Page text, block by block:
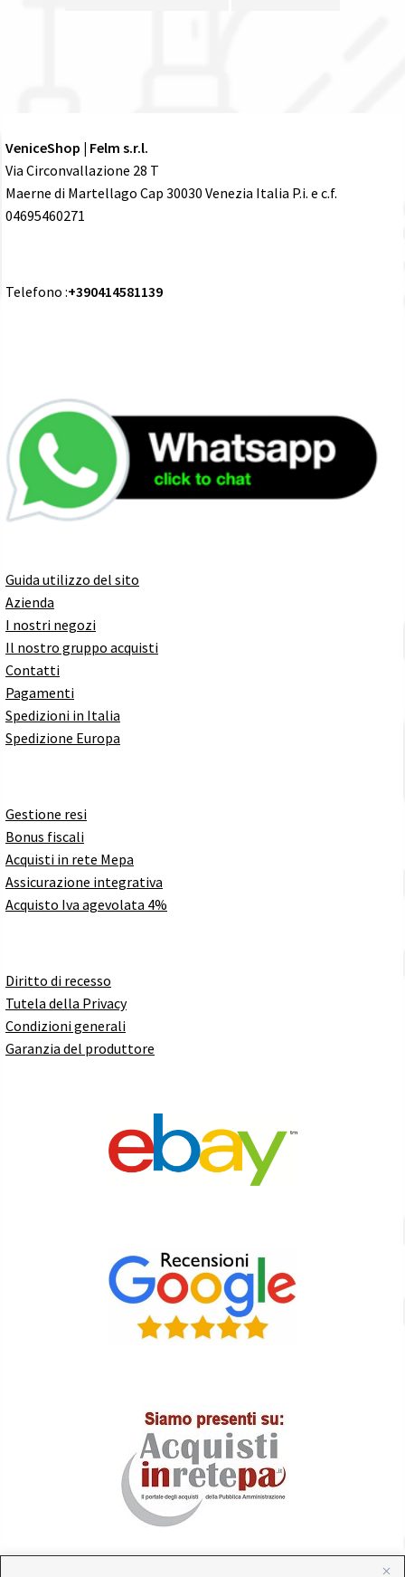
VeniceShop | Felm s.r.l.
Via Circonvallazione 28 T
Maerne di Martellago Cap 30030 Venezia Italia P.i. e c.f.
04695460271
Telefono :+390414581139
Guida utilizzo del sito
Azienda
I nostri negozi
Il nostro gruppo acquisti
Contatti
Pagamenti
Spedizioni in Italia
Spedizione Europa
Gestione resi
Bonus fiscali
Acquisti in rete Mepa
Assicurazione integrativa
Acquisto Iva agevolata 4%
Diritto di recesso
Tutela della Privacy
Condizioni generali
Garanzia del produttore